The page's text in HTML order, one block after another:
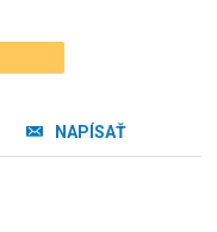
NAPÍSAŤ